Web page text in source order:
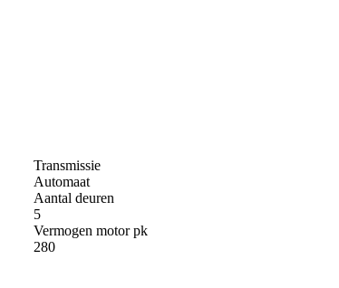
Transmissie
Automaat
Aantal deuren
5
Vermogen motor pk
280